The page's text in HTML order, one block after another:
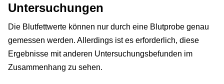
Untersuchungen
Die Blutfettwerte können nur durch eine Blutprobe genau
gemessen werden. Allerdings ist es erforderlich, diese
Ergebnisse mit anderen Untersuchungsbefunden im
Zusammenhang zu sehen.